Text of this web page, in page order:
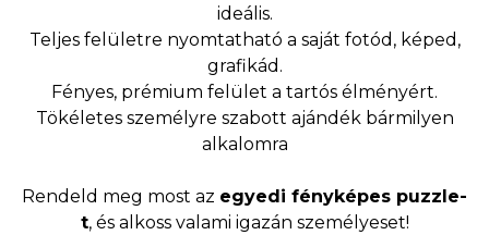
ideális.
Teljes felületre nyomtatható a saját fotód, képed,
grafikád.
Fényes, prémium felület a tartós élményért.
Tökéletes személyre szabott ajándék bármilyen
alkalomra
Rendeld meg most az egyedi fényképes puzzle-
t, és alkoss valami igazán személyeset!